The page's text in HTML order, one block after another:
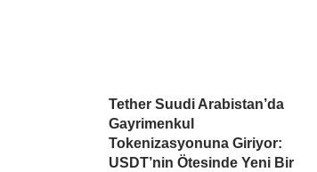
Tether Suudi Arabistan’da
Gayrimenkul
Tokenizasyonuna Giriyor:
USDT’nin Ötesinde Yeni Bir